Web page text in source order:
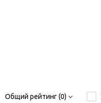
Общий рейтинг (0)